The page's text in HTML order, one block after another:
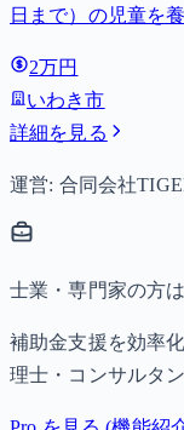
日まで）の児童を
（第3子以降は
2万円
いわき市
詳細を見る
運営: 合同会社
士業・専門家の方
補助金支援を効率
理士・コンサルタ